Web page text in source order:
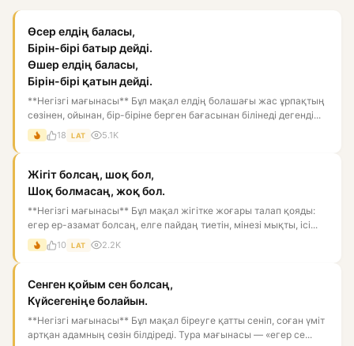
Өсер елдің баласы,
Бірін-бірі батыр дейді.
Өшер елдің баласы,
Бірін-бірі қатын дейді.
**Негізгі мағынасы** Бұл мақал елдің болашағы жас ұрпақтың
сөзінен, ойынан, бір-біріне берген бағасынан білінеді дегенді...
18 LAT 5.1K
Жігіт болсаң, шоқ бол,
Шоқ болмасаң, жоқ бол.
**Негізгі мағынасы** Бұл мақал жігітке жоғары талап қояды:
егер ер-азамат болсаң, елге пайдаң тиетін, мінезі мықты, ісі...
10 LAT 2.2K
Сенген қойым сен болсаң,
Күйсегеніңе болайын.
**Негізгі мағынасы** Бұл мақал біреуге қатты сеніп, соған үміт
артқан адамның сөзін білдіреді. Тура мағынасы — «егер се...